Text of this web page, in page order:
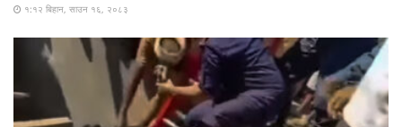
१:१२ बिहान, साउन १६, २०८३